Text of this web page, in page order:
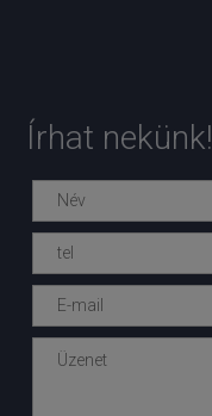
Írhat nekünk!